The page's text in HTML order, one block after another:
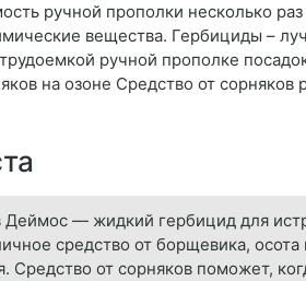
ручной прополки несколько
вещества. Гербициды –
ручной прополке
на озоне Средство от сорняков
Деймос — жидкий гербицид для
средство от борщевика,
Средство от сорняков поможет,